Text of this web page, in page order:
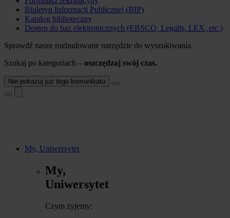
Biuletyn Informacji Publicznej (BIP)
Katalog biblioteczny
Dostęp do baz elektronicznych (EBSCO, Legalis, LEX, etc.)
Sprawdź nasze rozbudowane narzędzie do wyszukiwania.
Szukaj po kategoriach – oszczędzaj swój czas.
Nie pokazuj już tego komunikatu
My, Uniwersytet
My,
Uniwersytet
Czym żyjemy: